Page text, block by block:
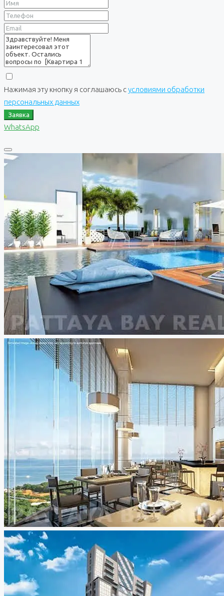
Нажимая эту кнопку я соглашаюсь сусловиями обработки
персональных данных
Заявка
WhatsApp